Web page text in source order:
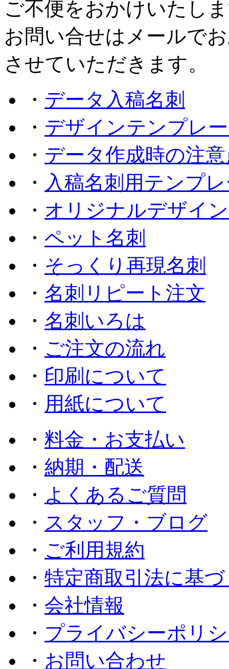
ご不便をおかけいたし
お問い合せはメールで
させていただきます。
・ データ入稿名刺
・ デザインテンプレ
・ データ作成時の注
・ 入稿名刺用テンプ
・ オリジナルデザイ
・ ペット名刺
・ そっくり再現名刺
・ 名刺リピート注文
・ 名刺いろは
・ ご注文の流れ
・ 印刷について
・ 用紙について
・ 料金・お支払い
・ 納期・配送
・ よくあるご質問
・ スタッフ・ブログ
・ ご利用規約
・ 特定商取引法に基
・ 会社情報
・ プライバシーポリ
・ お問い合わせ